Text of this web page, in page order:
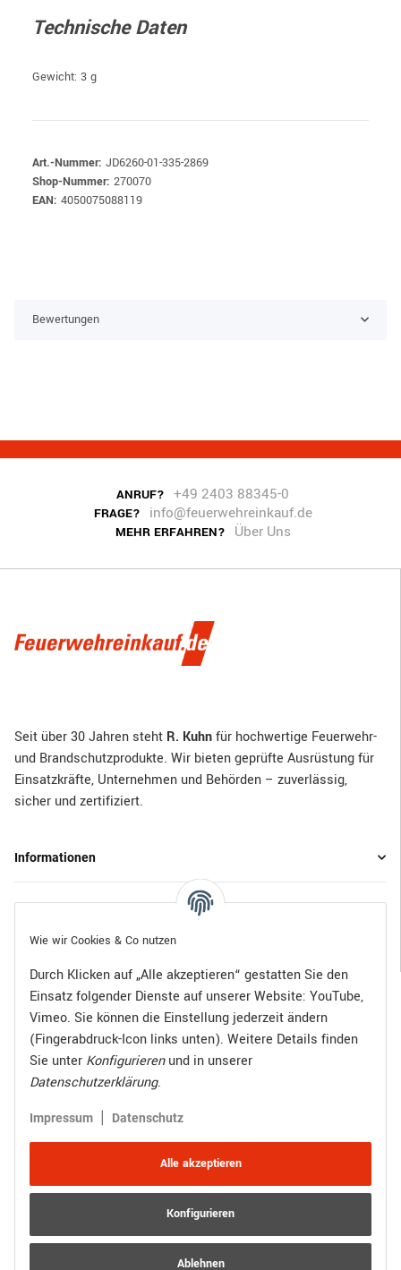
Alle akzeptieren
Konfigurieren
Ablehnen
Wie wir Cookies & Co nutzen
Durch Klicken auf „Alle akzeptieren“ gestatten Sie den
Einsatz folgender Dienste auf unserer Website: YouTube,
Vimeo. Sie können die Einstellung jederzeit ändern
(Fingerabdruck-Icon links unten). Weitere Details finden
Sie unter Konfigurierenund in unserer
Datenschutzerklärung.
Impressum Datenschutz
Technische Daten
Gewicht: 3 g
Art.-Nummer: JD6260-01-335-2869
Shop-Nummer: 270070
EAN: 4050075088119
Bewertungen
ANRUF? +49 2403 88345-0
FRAGE? info@feuerwehreinkauf.de
MEHR ERFAHREN? Über Uns
Seit über 30 Jahren steht R. Kuhnfür hochwertige Feuerwehr-
und Brandschutzprodukte. Wir bieten geprüfte Ausrüstung für
Einsatzkräfte, Unternehmen und Behörden – zuverlässig,
sicher und zertifiziert.
Informationen
Gesetzliche Informationen
Bezahlen Sie bequem per:
Zugestellt durch:
Vertrag widerrufen
* Alle Preise inkl. gesetzlicher USt., zzgl.Versand